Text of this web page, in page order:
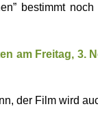
bestimmt
am Freitag, 3.
der Film wird